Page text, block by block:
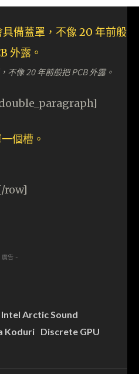
不像 20 年前般把 PCB 外露。
row]
廣告 -
Intel Arctic Sound
Koduri Discrete GPU